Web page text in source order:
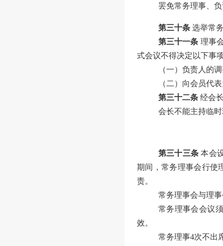
罢免常务理事、
第三十条 选举常
第三十一条 理事
式会议不得决定以下事
（一）负责人的
（二）向会员代
第三十二条 经会
会长不能主持临
第三十三条 本会
期间，常务理事会行使
责。
常务理事会与理
常务理事会会议
效。
常务理事4次不出